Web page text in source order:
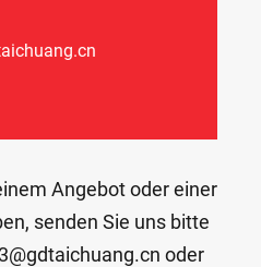
Angebot oder einer
senden Sie uns bitte
oder